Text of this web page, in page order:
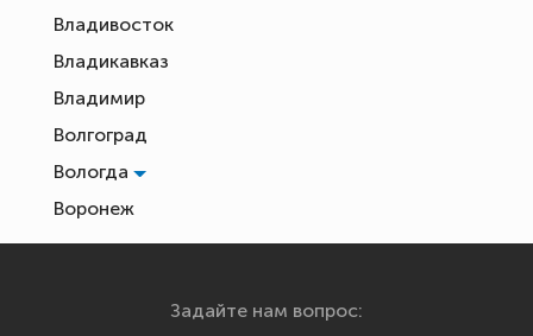
Владивосток
Владикавказ
Владимир
Волгоград
Вологда
Воронеж
Екатеринбург
Задайте нам вопрос: